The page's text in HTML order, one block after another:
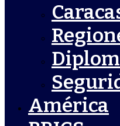
América